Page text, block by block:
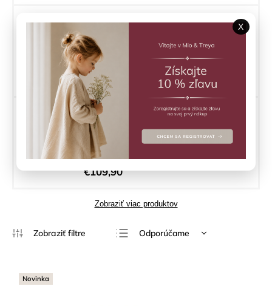
Set na doklady a kufor Horn Stars
Konges Sløjd
Skladom
€29,90
Detský cestovný kufor Sweet and
sour Konges Slojd
Skladom
€109,90
Zobraziť viac produktov
Odporúčame
Novinka
X